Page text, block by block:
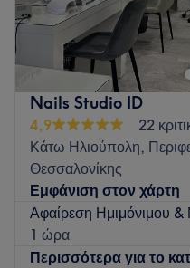
Go
Nails Studio ID
4,9
22
Κάτω Ηλιούπολη,
Θεσσαλονίκης
Εμφάνιση στον χάρτη
Αφαίρεση Ημιμόνιμου &
1 ώρα
Περισσότερα για το